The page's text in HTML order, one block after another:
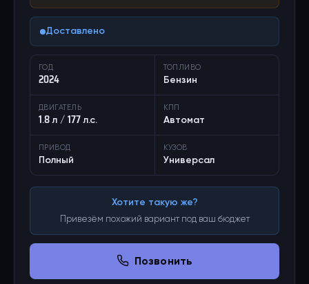
Доставлено
ГОД
2024
ТОПЛИВО
Бензин
ДВИГАТЕЛЬ
1.8 л / 177 л.с.
КПП
Автомат
ПРИВОД
Полный
КУЗОВ
Универсал
Хотите такую же?
Привезём похожий вариант под ваш бюджет
Позвонить